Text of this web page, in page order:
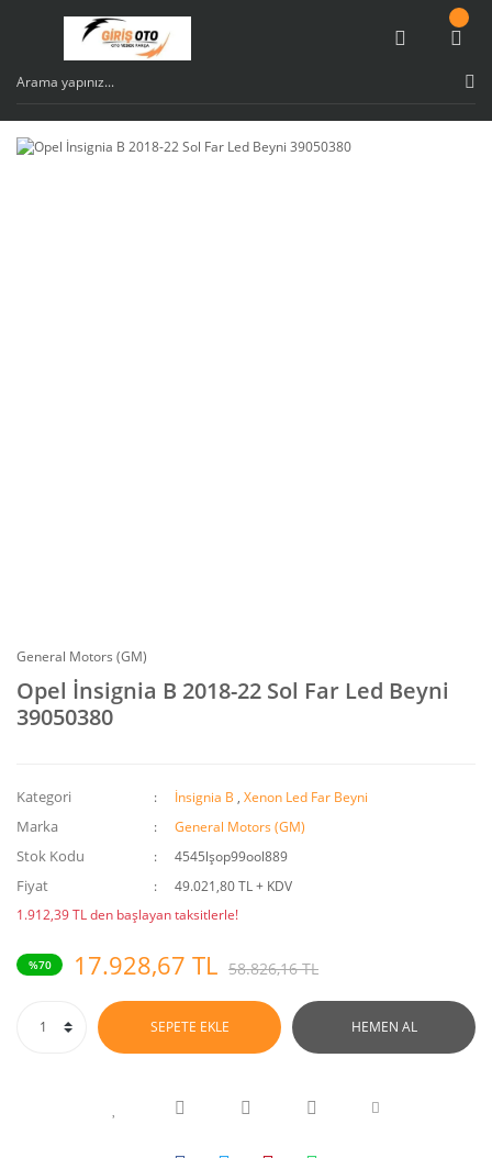
General Motors (GM)
Opel İnsignia B 2018-22 Sol Far Led Beyni
39050380
Kategori İnsignia B ,Xenon Led Far Beyni
Marka General Motors (GM)
Stok Kodu 4545lşop99ool889
Fiyat
49.021,80 TL + KDV
1.912,39 TL den başlayan taksitlerle!
%70 17.928,67 TL 58.826,16 TL
SEPETE EKLE HEMEN AL